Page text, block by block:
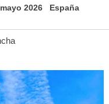
2026 España